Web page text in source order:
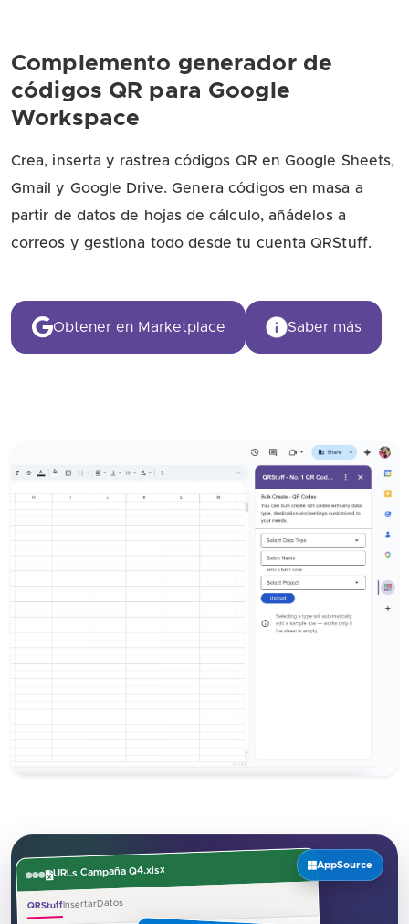
Complemento generador de
códigos QR para Google
Workspace
Crea, inserta y rastrea códigos QR en Google Sheets,
Gmail y Google Drive. Genera códigos en masa a
partir de datos de hojas de cálculo, añádelos a
correos y gestiona todo desde tu cuenta QRStuff.
Obtener en Marketplace Saber más
URLs Campaña Q4.xlsx
QRStuffInsertarDatos
AppSource